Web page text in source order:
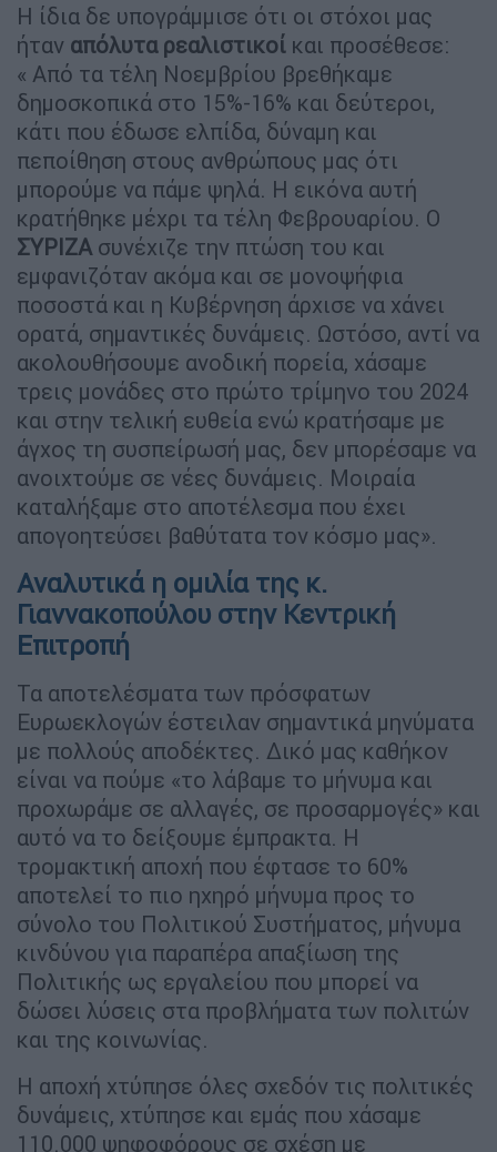
Η ίδια δε υπογράμμισε ότι οι στόχοι μας
ήταν απόλυτα ρεαλιστικοί και προσέθεσε:
« Από τα τέλη Νοεμβρίου βρεθήκαμε
δημοσκοπικά στο 15%-16% και δεύτεροι,
κάτι που έδωσε ελπίδα, δύναμη και
πεποίθηση στους ανθρώπους μας ότι
μπορούμε να πάμε ψηλά. Η εικόνα αυτή
κρατήθηκε μέχρι τα τέλη Φεβρουαρίου. Ο
ΣΥΡΙΖΑ συνέχιζε την πτώση του και
εμφανιζόταν ακόμα και σε μονοψήφια
ποσοστά και η Κυβέρνηση άρχισε να χάνει
ορατά, σημαντικές δυνάμεις. Ωστόσο, αντί να
ακολουθήσουμε ανοδική πορεία, χάσαμε
τρεις μονάδες στο πρώτο τρίμηνο του 2024
και στην τελική ευθεία ενώ κρατήσαμε με
άγχος τη συσπείρωσή μας, δεν μπορέσαμε να
ανοιχτούμε σε νέες δυνάμεις. Μοιραία
καταλήξαμε στο αποτέλεσμα που έχει
απογοητεύσει βαθύτατα τον κόσμο μας».
Αναλυτικά η ομιλία της κ.
Γιαννακοπούλου στην Κεντρική
Επιτροπή
Τα αποτελέσματα των πρόσφατων
Ευρωεκλογών έστειλαν σημαντικά μηνύματα
με πολλούς αποδέκτες. Δικό μας καθήκον
είναι να πούμε «το λάβαμε το μήνυμα και
προχωράμε σε αλλαγές, σε προσαρμογές» και
αυτό να το δείξουμε έμπρακτα. Η
τρομακτική αποχή που έφτασε το 60%
αποτελεί το πιο ηχηρό μήνυμα προς το
σύνολο του Πολιτικού Συστήματος, μήνυμα
κινδύνου για παραπέρα απαξίωση της
Πολιτικής ως εργαλείου που μπορεί να
δώσει λύσεις στα προβλήματα των πολιτών
και της κοινωνίας.
Η αποχή χτύπησε όλες σχεδόν τις πολιτικές
δυνάμεις, χτύπησε και εμάς που χάσαμε
110.000 ψηφοφόρους σε σχέση με